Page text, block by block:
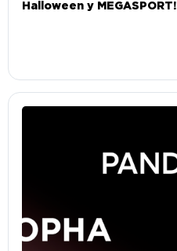
Halloween у MEGASPORT!